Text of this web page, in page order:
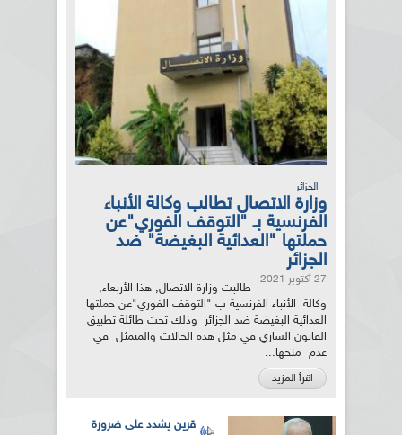
الجزائر
وزارة الاتصال تطالب وكالة الأنباء
الفرنسية بـ "التوقف الفوري"عن
حملتها "العدائية البغيضة" ضد
الجزائر
27 أكتوبر 2021
طالبت وزارة الاتصال, هذا الأربعاء,
وكالة الأنباء الفرنسية ب "التوقف الفوري"عن حملتها
العدائية البغيضة ضد الجزائر وذلك تحت طائلة تطبيق
القانون الساري في مثل هذه الحالات والمتمثل في
عدم منحها...
اقرأ المزيد
قرين يشدد على ضرورة